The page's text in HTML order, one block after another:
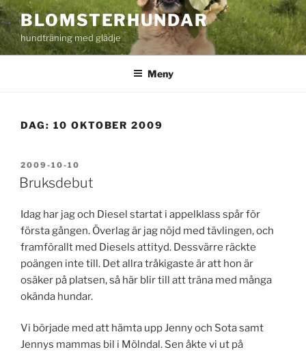
Hoppa
till
innehåll
BLOMSTERHUNDAR
hundträning med glädje
Meny
DAG: 10 OKTOBER 2009
PUBLICERAT
2009-10-10
Bruksdebut
Idag har jag och Diesel startat i appelklass spår för
första gången. Överlag är jag nöjd med tävlingen, och
framförallt med Diesels attityd. Dessvärre räckte
poängen inte till. Det allra tråkigaste är att hon är
osäker på platsen, så här blir till att träna med många
okända hundar.
Vi började med att hämta upp Jenny och Sota samt
Jennys mammas bil i Mölndal. Sen åkte vi ut på